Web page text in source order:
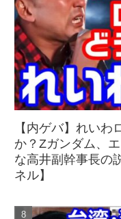
【内ゲバ】れい
か？Zガンダム、
な高井副幹事長の
ネル】